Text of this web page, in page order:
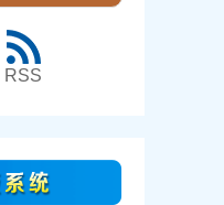
RSS